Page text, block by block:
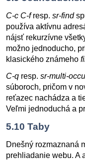
C-c C-fresp. sr-find
používa aktívnu
nájsť rekurzívne
možno jednoducho,
klasického známeho
C-q resp. sr-multi-
súboroch, pričom v
reťazec nachádza a
Veľmi jednoduchá a
5.10 Taby
Dnešný rozmaznaná
prehliadanie webu. A